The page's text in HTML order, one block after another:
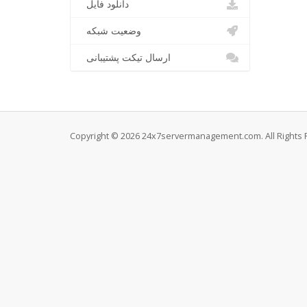
دانلود فایل
وضعیت شبکه
ارسال تیکت پشتیبانی
Copyright © 2026 24x7servermanagement.com. All Rights